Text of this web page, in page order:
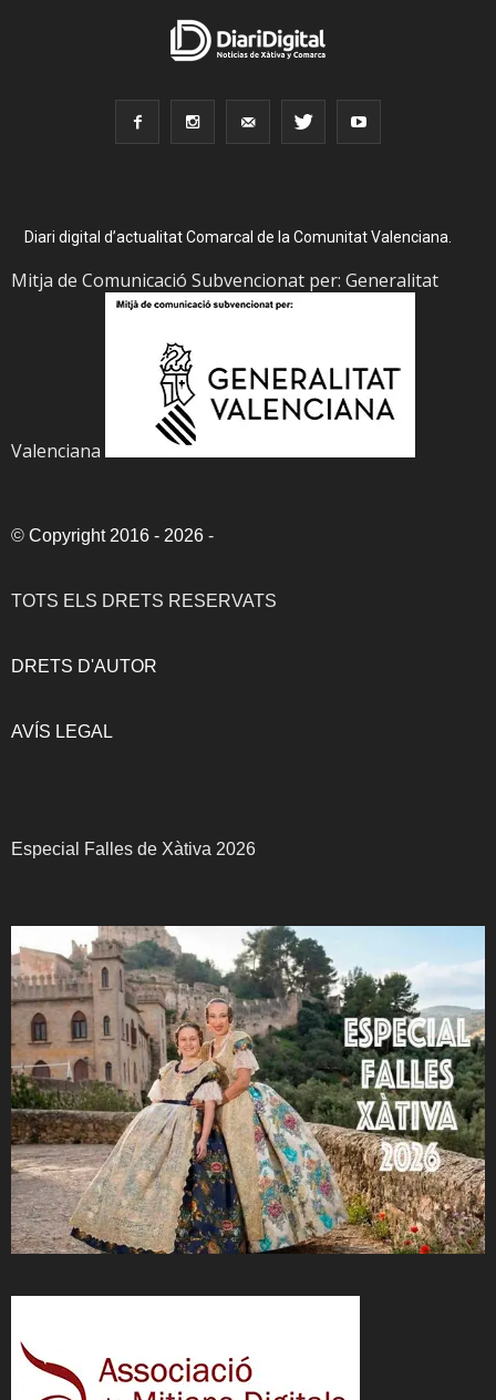
Diari digital d’actualitat Comarcal de la Comunitat Valenciana.
Mitja de Comunicació Subvencionat per: Generalitat
Valenciana
© Copyright 2016 - 2026 -
TOTS ELS DRETS RESERVATS
DRETS D'AUTOR
AVÍS LEGAL
Especial Falles de Xàtiva 2026